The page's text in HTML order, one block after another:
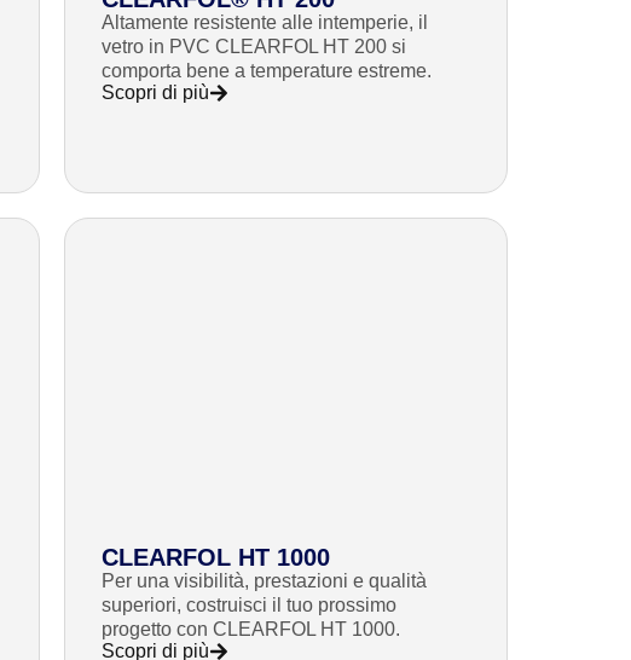
Altamente resistente alle intemperie, il
vetro in PVC CLEARFOL HT 200 si
comporta bene a temperature estreme.
Scopri di più
CLEARFOL HT 1000
Per una visibilità, prestazioni e qualità
superiori, costruisci il tuo prossimo
progetto con CLEARFOL HT 1000.
Scopri di più